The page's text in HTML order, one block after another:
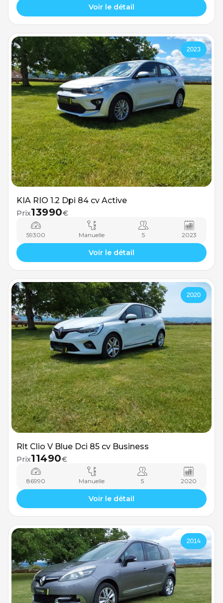
Voir le détail
2023
KIA RIO 1.2 Dpi 84 cv Active
Prix13990€
59300 Manuelle 5 2023
Voir le détail
2020
Rlt Clio V Blue Dci 85 cv Business
Prix11490€
86990 Manuelle 5 2020
Voir le détail
2014